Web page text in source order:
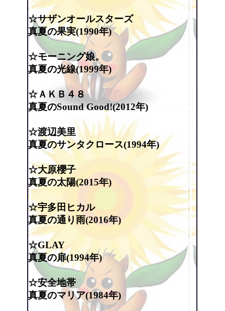
☆サザンオールスターズ
真夏の果実(1990年)
☆モーニング娘。
真夏の光線(1999年)
☆ＡＫＢ４８
真夏のSound Good!(2012年)
☆渡辺美里
真夏のサンタクロース(1994年)
☆大原櫻子
真夏の太陽(2015年)
☆宇多田ヒカル
真夏の通り雨(2016年)
☆GLAY
真夏の扉(1994年)
☆安全地帯
真夏のマリア(1984年)